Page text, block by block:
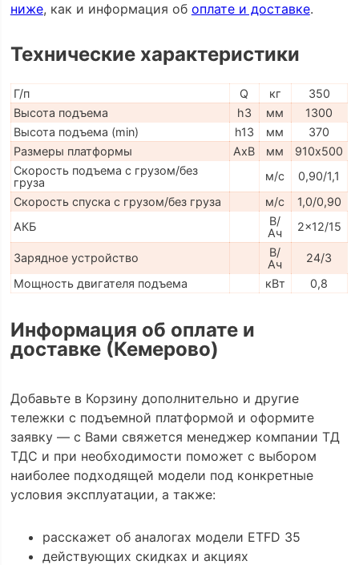
ниже, как и информация об оплате и доставке.
Технические характеристики
Г/п Q кг
350
Высота подъема
h3 мм
1300
Высота подъема (min)
h13 мм
370
Размеры платформы
AxB мм
910х500
Скорость подъема с грузом/без
груза
м/с
0,90/1,1
Скорость спуска с грузом/без груза
м/с
1,0/0,90
АКБ
В/
Ач
2x12/15
Зарядное устройство
В/
Ач
24/3
Мощность двигателя подъема
кВт 0,8
Информация об оплате и
доставке (Кемерово)
Добавьте в Корзину дополнительно и другие
тележки с подъемной платформой и оформите
заявку — с Вами свяжется менеджер компании ТД
ТДС и при необходимости поможет с выбором
наиболее подходящей модели под конкретные
условия эксплуатации, а также:
расскажет об аналогах модели ETFD 35
действующих скидках и акциях